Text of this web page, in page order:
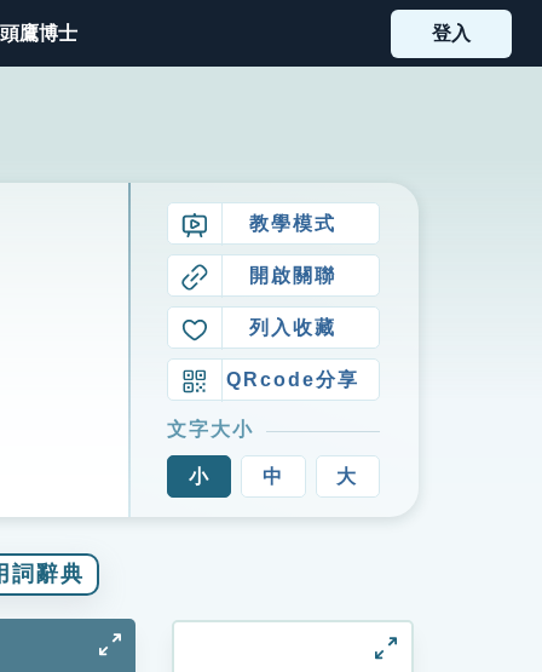
鷹博士 登入
教學模式
開啟關聯
列入收藏
QRcode分享
文字大小
小 中 大
詞辭典